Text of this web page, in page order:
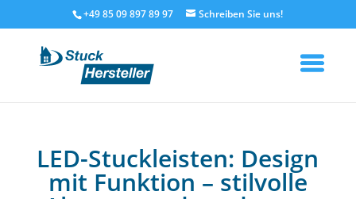
+49 85 09 897 89 97
LED-Stuckleisten: Design
mit Funktion – stilvolle